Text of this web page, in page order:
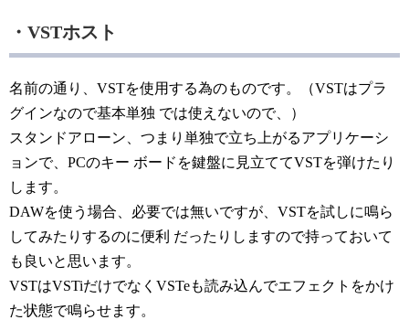
・VSTホスト
名前の通り、VSTを使用する為のものです。（VSTはプラ
グインなので基本単独 では使えないので、）
スタンドアローン、つまり単独で立ち上がるアプリケーシ
ョンで、PCのキー ボードを鍵盤に見立ててVSTを弾けたり
します。
DAWを使う場合、必要では無いですが、VSTを試しに鳴ら
してみたりするのに便利 だったりしますので持っておいて
も良いと思います。
VSTはVSTiだけでなくVSTeも読み込んでエフェクトをかけ
た状態で鳴らせます。